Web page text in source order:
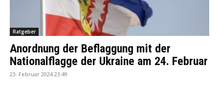
Ratgeber
Anordnung der Beflaggung mit der
Nationalflagge der Ukraine am 24. Februar
23. Februar 2024 23:49